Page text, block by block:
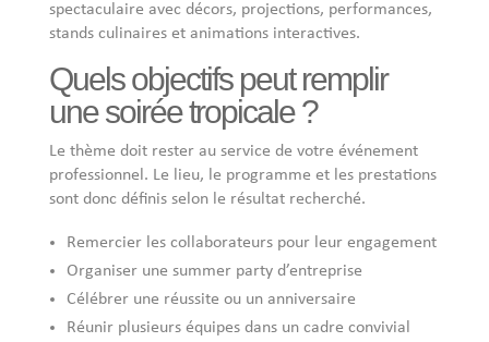
spectaculaire avec décors, projections, performances,
stands culinaires et animations interactives.
Quels objectifs peut remplir
une soirée tropicale ?
Le thème doit rester au service de votre événement
professionnel. Le lieu, le programme et les prestations
sont donc définis selon le résultat recherché.
Remercier les collaborateurs pour leur engagement
Organiser une summer party d’entreprise
Célébrer une réussite ou un anniversaire
Réunir plusieurs équipes dans un cadre convivial